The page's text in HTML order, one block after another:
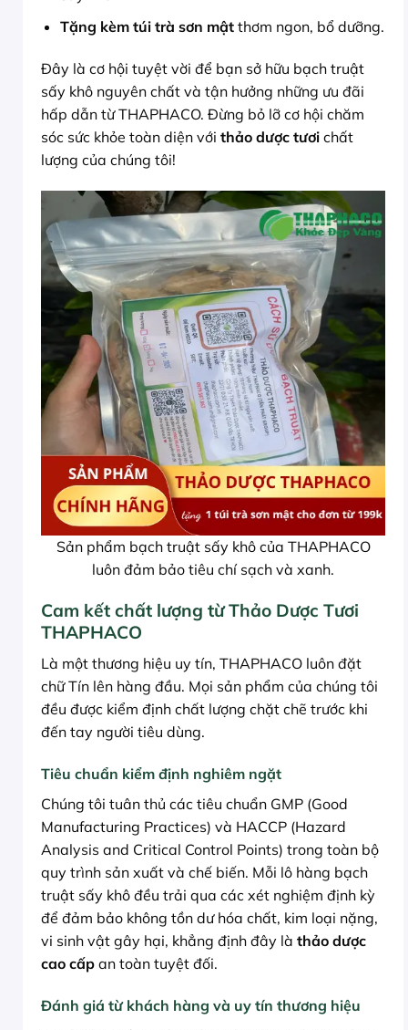
Tặng kèm túi trà sơn mậtthơm ngon, bổ dưỡng.
Đây là cơ hội tuyệt vời để bạn sở hữu bạch truật
sấy khô nguyên chất và tận hưởng những ưu đãi
hấp dẫn từ THAPHACO. Đừng bỏ lỡ cơ hội chăm
sóc sức khỏe toàn diện với thảo dược tươi chất
lượng của chúng tôi!
Sản phẩm bạch truật sấy khô của THAPHACO
luôn đảm bảo tiêu chí sạch và xanh.
Cam kết chất lượng từ Thảo Dược Tươi
THAPHACO
Là một thương hiệu uy tín, THAPHACO luôn đặt
chữ Tín lên hàng đầu. Mọi sản phẩm của chúng tôi
đều được kiểm định chất lượng chặt chẽ trước khi
đến tay người tiêu dùng.
Tiêu chuẩn kiểm định nghiêm ngặt
Chúng tôi tuân thủ các tiêu chuẩn GMP (Good
Manufacturing Practices) và HACCP (Hazard
Analysis and Critical Control Points) trong toàn bộ
quy trình sản xuất và chế biến. Mỗi lô hàng bạch
truật sấy khô đều trải qua các xét nghiệm định kỳ
để đảm bảo không tồn dư hóa chất, kim loại nặng,
vi sinh vật gây hại, khẳng định đây là thảo dược
cao cấp an toàn tuyệt đối.
Đánh giá từ khách hàng và uy tín thương hiệu